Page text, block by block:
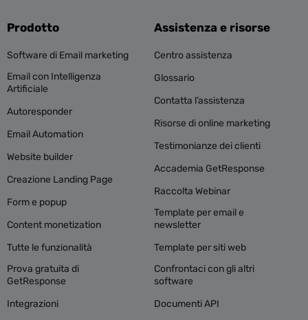
Prodotto
Software di Email marketing
Email con Intelligenza
Artificiale
Autoresponder
Email Automation
Website builder
Creazione Landing Page
Form e popup
Content monetization
Tutte le funzionalità
Prova gratuita di
GetResponse
Integrazioni
Assistenza e risorse
Centro assistenza
Glossario
Contatta l’assistenza
Risorse di online marketing
Testimonianze dei clienti
Accademia GetResponse
Raccolta Webinar
Template per email e
newsletter
Template per siti web
Confrontaci con gli altri
software
Documenti API